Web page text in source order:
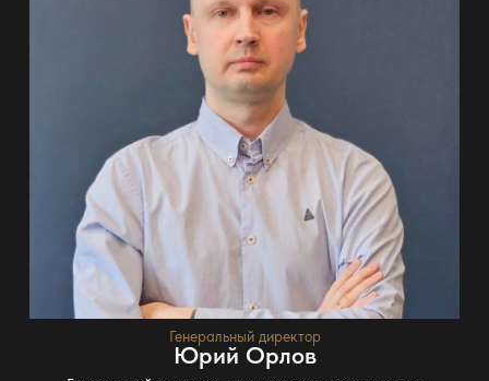
Генеральный директор
Юрий Орлов